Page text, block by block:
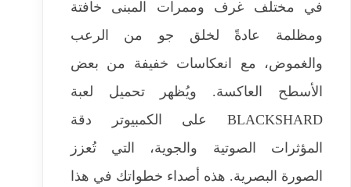
في مختلف غرف وممرات المبنى خافتة
ومظلمة عادةً لخلق جو من الرعب
والغموض، مع انعكاسات خفيفة من بعض
الأسطح العاكسة. ويُظهر تحميل لعبة
BLACKSHARD على الكمبيوتر دقة
المؤثرات الصوتية والجوية، التي تُعزز
الصورة البصرية. هذه أصداء خطواتك في هذا